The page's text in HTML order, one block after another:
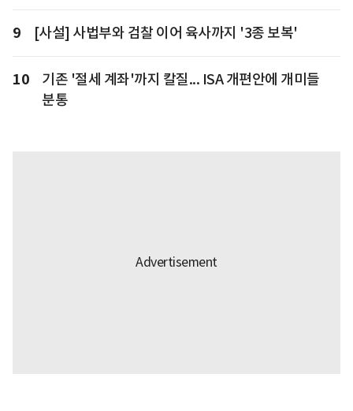
9 [사설] 사법부와 검찰 이어 육사까지 '3종 보복'
10
기존 '절세 계좌'까지 칼질... ISA 개편안에 개미들
분통